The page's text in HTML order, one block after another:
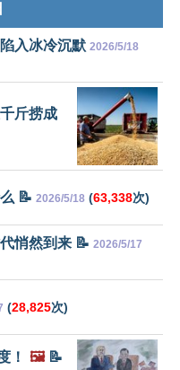
入冰冷沉默 2026/5/18
斤捞成
📝 2026/5/18 (63,338次)
悄然到来 📝 2026/5/17
(28,825次)
！ 🖼️📝